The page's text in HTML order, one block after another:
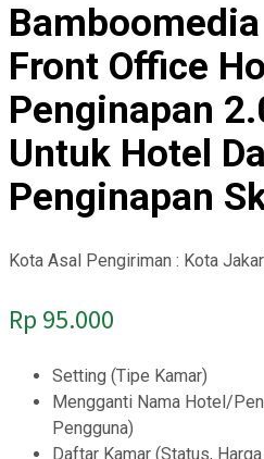
Front Office
Penginapan
Untuk Hotel
Penginapan
Kota Asal Pengiriman : Kota
Rp 95.000
Setting (Tipe Kamar)
Mengganti Nama Hotel/
Pengguna)
Daftar Kamar (Status,